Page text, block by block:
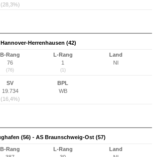
(28,3%)
Herrenhausen (42)
B-Rang
76
(76)
L-Rang
1
(1)
Land
NI
SV
19.734
(16,4%)
BPL
WB
(56) - AS Braunschweig-Ost (57)
B-Rang
L-Rang
Land